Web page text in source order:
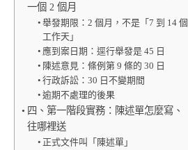
一個 2 個月
舉發期限：2 個月，不是「7 到 14 個
工作天」
應到案日期：逕行舉發是 45 日
陳述意見：條例第 9 條的 30 日
行政訴訟：30 日不變期間
逾期不處理的後果
四、第一階段實務：陳述單怎麼寫、
往哪裡送
正式文件叫「陳述單」